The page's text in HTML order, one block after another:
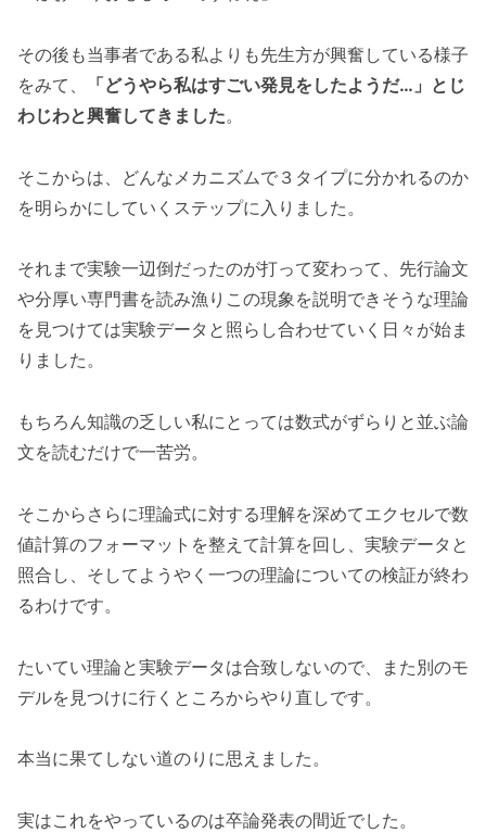
その後も当事者である私よりも先生方が興奮している様子
をみて、
「どうやら私はすごい発見をしたようだ…」とじ
わじわと興奮してきました。
そこからは、どんなメカニズムで３タイプに分かれるのか
を明らかにしていくステップに入りました。
それまで実験一辺倒だったのが打って変わって、先行論文
や分厚い専門書を読み漁りこの現象を説明できそうな理論
を見つけては実験データと照らし合わせていく日々が始ま
りました。
もちろん知識の乏しい私にとっては数式がずらりと並ぶ論
文を読むだけで一苦労。
そこからさらに理論式に対する理解を深めてエクセルで数
値計算のフォーマットを整えて計算を回し、実験データと
照合し、そしてようやく一つの理論についての検証が終わ
るわけです。
たいてい理論と実験データは合致しないので、また別のモ
デルを見つけに行くところからやり直しです。
本当に果てしない道のりに思えました。
実はこれをやっているのは卒論発表の間近でした。